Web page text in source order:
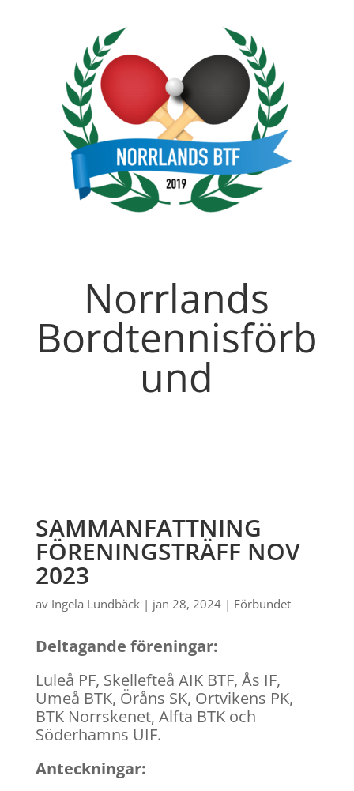
Norrlands
Bordtennisförb
und
SAMMANFATTNING
FÖRENINGSTRÄFF NOV
2023
av Ingela Lundbäck| jan 28, 2024| Förbundet
Deltagande föreningar:
Luleå PF, Skellefteå AIK BTF, Ås IF,
Umeå BTK, Öråns SK, Ortvikens PK,
BTK Norrskenet, Alfta BTK och
Söderhamns UIF.
Anteckningar: